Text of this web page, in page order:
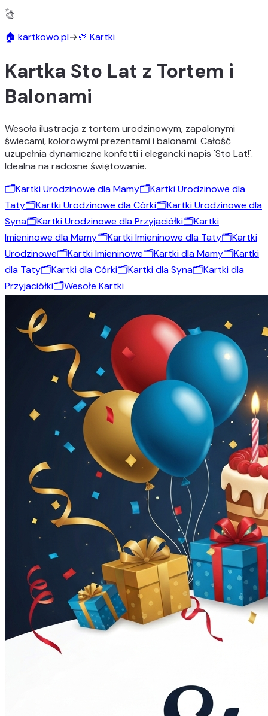
✨
🏠 kartkowo.pl→🎨 Kartki
Kartka Sto Lat z Tortem i
Balonami
Wesoła ilustracja z tortem urodzinowym, zapalonymi
świecami, kolorowymi prezentami i balonami. Całość
uzupełnia dynamiczne konfetti i elegancki napis 'Sto Lat!'.
Idealna na radosne świętowanie.
🗂️Kartki Urodzinowe dla Mamy🗂️Kartki Urodzinowe dla
Taty🗂️Kartki Urodzinowe dla Córki🗂️Kartki Urodzinowe dla
Syna🗂️Kartki Urodzinowe dla Przyjaciółki🗂️Kartki
Imieninowe dla Mamy🗂️Kartki Imieninowe dla Taty🗂️Kartki
Urodzinowe🗂️Kartki Imieninowe🗂️Kartki dla Mamy🗂️Kartki
dla Taty🗂️Kartki dla Córki🗂️Kartki dla Syna🗂️Kartki dla
Przyjaciółki🗂️Wesołe Kartki